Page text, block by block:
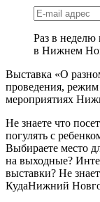
Раз в неделю
в Нижнем
Выставка «О
проведения,
мероприятиях
Не знаете что
погулять с
Выбираете место
на выходные?
выставки? Не
КудаНижний